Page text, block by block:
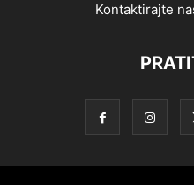
Kontaktirajte